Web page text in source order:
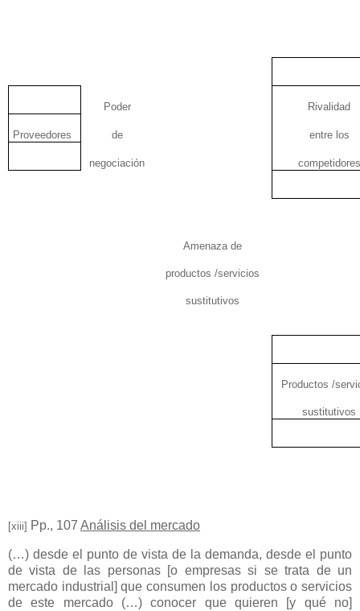
Poder Rivalidad
Proveedores de entre los
negociación competidores
Amenaza de
productos /servicios
sustitutivos
Productos /
sustitutivos
[xiii] Pp., 107 Análisis del mercado
(…) desde el punto de vista de la demanda, desde el punto
de vista de las personas [o empresas si se trata de un
mercado industrial] que consumen los productos o servicios
de este mercado (…) conocer que quieren [y qué no]